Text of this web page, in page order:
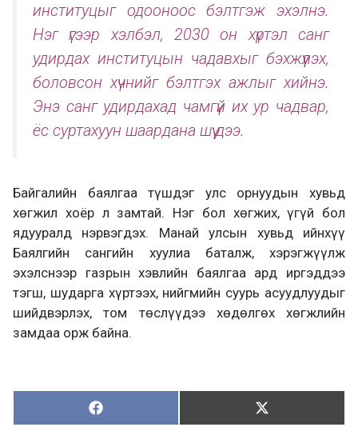
институцыг одооноос бэлтгэж эхэлнэ.
Нэг үгээр хэлбэл, 2030 он хүртэл санг
удирдах институцын чадавхыг бэхжүүлэх,
боловсон хүчнийг бэлтгэх ажлыг хийнэ.
Энэ санг удирдахад чамгүй их ур чадвар,
ёс суртахуун шаардана шүү дээ.
Байгалийн баялгаа түшдэг улс орнуудын хувьд
хөгжил хоёр л замтай. Нэг бол хөгжих, үгүй бол
ядууралд нэрвэгдэх. Манай улсын хувьд ийнхүү
Баялгийн сангийн хуулиа баталж, хэрэгжүүлж
эхэлснээр газрын хэвлийн баялгаа ард иргэддээ
тэгш, шударга хүртээх, нийгмийн суурь асуудлуудыг
шийдвэрлэх, том төслүүдээ хөдөлгөх хөгжлийн
замдаа орж байна.
Хуваалцах:
Х
у
Түгээх:
Т
ү